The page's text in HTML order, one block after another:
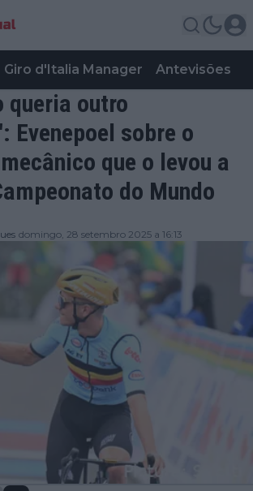
Giro d'Italia Manager Antevisões
queria outro
Evenepoel sobre o
que o levou a
do Mundo
domingo, 28 setembro 2025 a 16:13